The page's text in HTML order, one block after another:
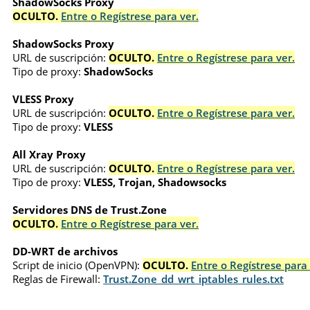
OCULTO. Entre o Regístrese para ver.
ShadowSocks Proxy
URL de suscripción: OCULTO. Entre o Regístrese para ver.
Tipo de proxy: ShadowSocks
VLESS Proxy
URL de suscripción: OCULTO. Entre o Regístrese para ver.
Tipo de proxy: VLESS
All Xray Proxy
URL de suscripción: OCULTO. Entre o Regístrese para ver.
Tipo de proxy: VLESS, Trojan, Shadowsocks
Servidores DNS de Trust.Zone
OCULTO. Entre o Regístrese para ver.
DD-WRT de archivos
Script de inicio (OpenVPN): OCULTO. Entre o Regístrese
Reglas de Firewall: Trust.Zone_dd_wrt_iptables_rules.txt